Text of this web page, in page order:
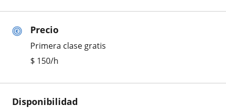
Precio
Primera clase gratis
$ 150/h
Disponibilidad